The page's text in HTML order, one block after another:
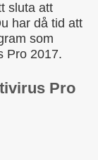
sluta att
har då tid att
som
Pro 2017.
Pro